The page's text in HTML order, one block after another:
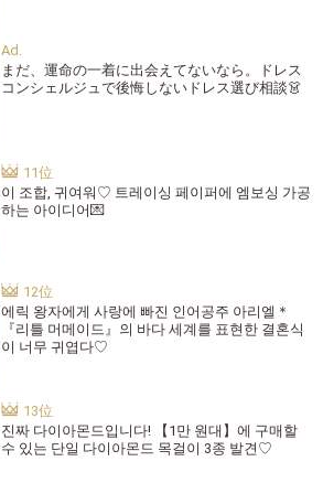
まだ、運命の一着に出会えてないなら。ドレス
コンシェルジュで後悔しないドレス選び相談👗
이 조합, 귀여워♡ 트레이싱 페이퍼에 엠보싱 가공
하는 아이디어💌
에릭 왕자에게 사랑에 빠진 인어공주 아리엘＊
『리틀 머메이드』의 바다 세계를 표현한 결혼식
이 너무 귀엽다♡
진짜 다이아몬드입니다! 【1만 원대】에 구매할
수 있는 단일 다이아몬드 목걸이 3종 발견♡